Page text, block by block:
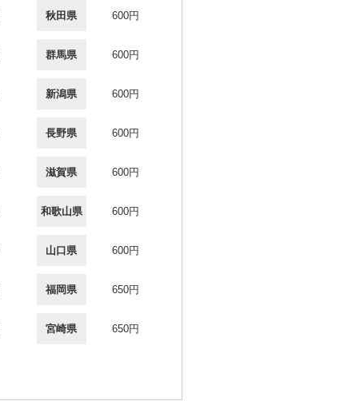
秋田県 600円
群馬県 600円
新潟県 600円
長野県 600円
滋賀県 600円
和歌山県 600円
山口県 600円
福岡県 650円
宮崎県 650円